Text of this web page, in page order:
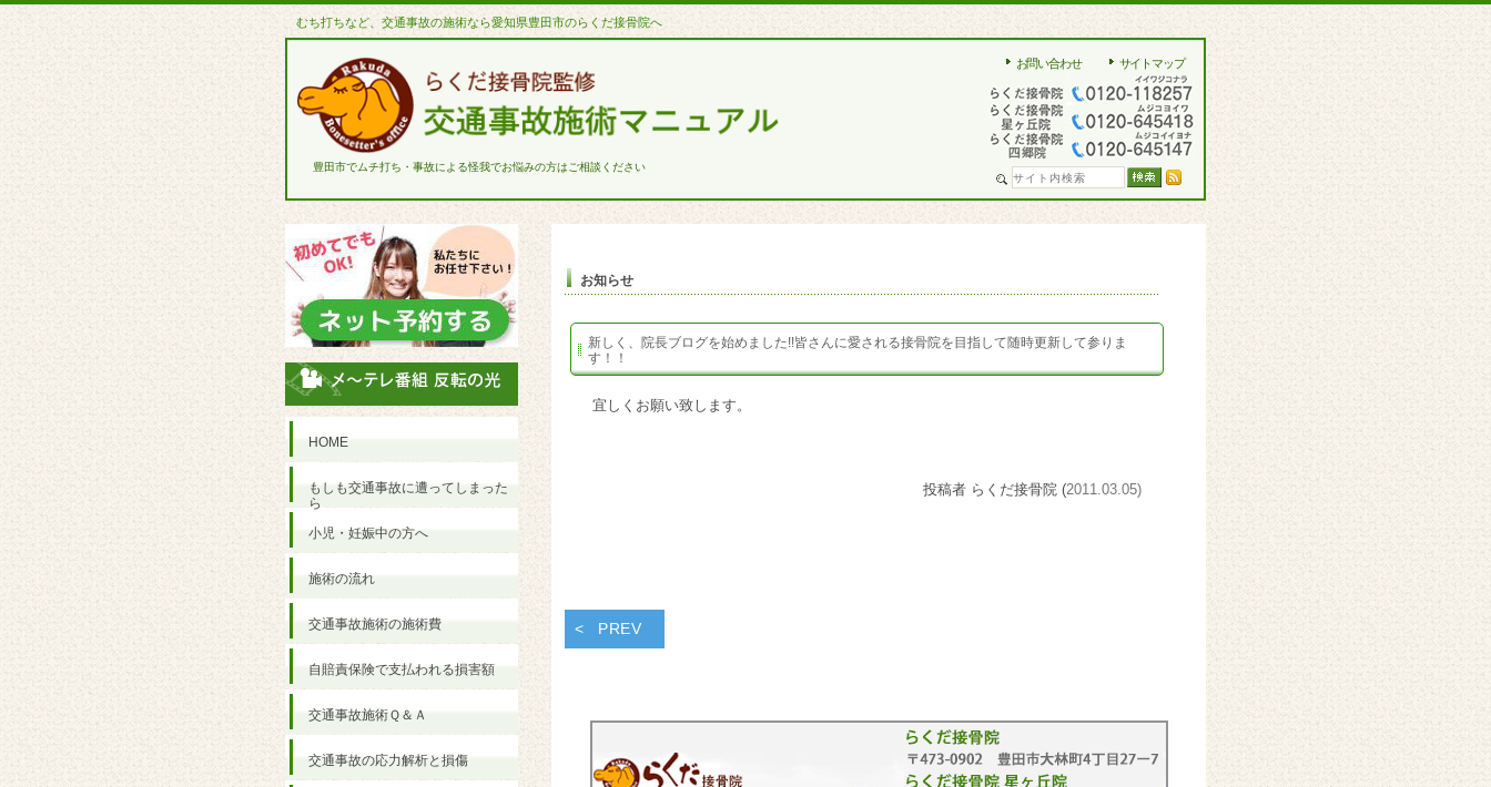
むち打ちなど、交通事故の施術なら愛知県豊田市のらくだ接骨院へ
豊田市でムチ打ち・事故による怪我でお悩みの方はご相談ください
お問い合わせ サイトマップ
お知らせ
新しく、院長ブログを始めました!!皆さんに愛される接骨院を目指して随時更新して参りま
す！！
宜しくお願い致します。
投稿者 らくだ接骨院 (2011.03.05)
PREV
HOME
もしも交通事故に遭ってしまった
ら
小児・妊娠中の方へ
施術の流れ
交通事故施術の施術費
自賠責保険で支払われる損害額
交通事故施術Ｑ＆Ａ
交通事故の応力解析と損傷